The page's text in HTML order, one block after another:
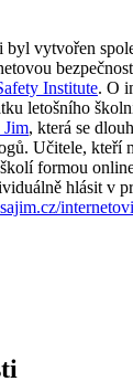
byl vytvořen
Institute. O
letošního
Jim, která se
Učitele, kteří
formou
hlásit v